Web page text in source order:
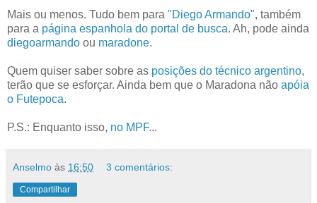
Mais ou menos. Tudo bem para "Diego Armando", também
para a página espanhola do portal de busca. Ah, pode ainda
diegoarmando ou maradone.
Quem quiser saber sobre as posições do técnico argentino,
terão que se esforçar. Ainda bem que o Maradona não apóia
o Futepoca.
P.S.: Enquanto isso, no MPF...
Anselmo às 16:50 3 comentários:
Compartilhar